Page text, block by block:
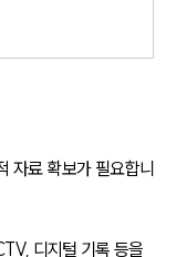
자료 확보가 필요합니
디지털 기록 등을